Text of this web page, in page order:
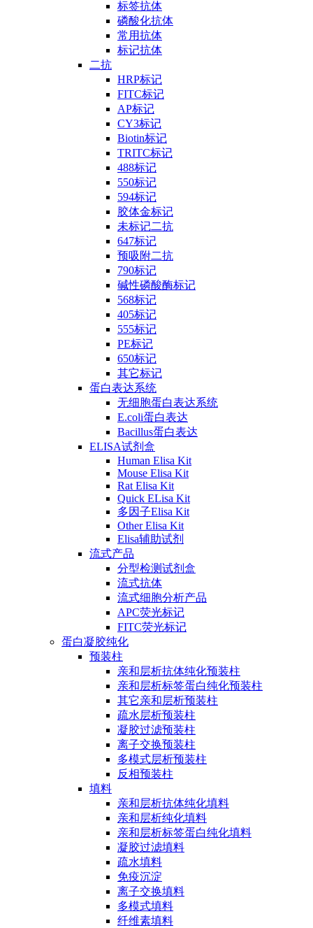
标签抗体
磷酸化抗体
常用抗体
标记抗体
二抗
HRP标记
FITC标记
AP标记
CY3标记
Biotin标记
TRITC标记
488标记
550标记
594标记
胶体金标记
未标记二抗
647标记
预吸附二抗
790标记
碱性磷酸酶标记
568标记
405标记
555标记
PE标记
650标记
其它标记
蛋白表达系统
无细胞蛋白表达系统
E.coli蛋白表达
Bacillus蛋白表达
ELISA试剂盒
Human Elisa Kit
Mouse Elisa Kit
Rat Elisa Kit
Quick ELisa Kit
多因子Elisa Kit
Other Elisa Kit
Elisa辅助试剂
流式产品
分型检测试剂盒
流式抗体
流式细胞分析产品
APC荧光标记
FITC荧光标记
蛋白凝胶纯化
预装柱
亲和层析抗体纯化预装柱
亲和层析标签蛋白纯化预装柱
其它亲和层析预装柱
疏水层析预装柱
凝胶过滤预装柱
离子交换预装柱
多模式层析预装柱
反相预装柱
填料
亲和层析抗体纯化填料
亲和层析纯化填料
亲和层析标签蛋白纯化填料
凝胶过滤填料
疏水填料
免疫沉淀
离子交换填料
多模式填料
纤维素填料